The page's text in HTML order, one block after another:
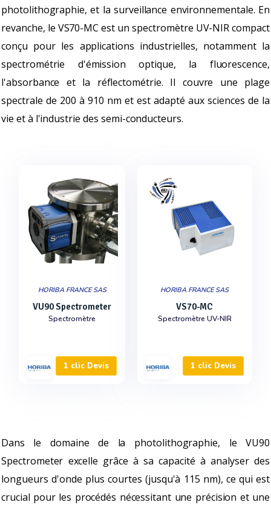
photolithographie, et la surveillance environnementale. En
revanche, le VS70-MC est un spectromètre UV-NIR compact
conçu pour les applications industrielles, notamment la
spectrométrie d'émission optique, la fluorescence,
l'absorbance et la réflectométrie. Il couvre une plage
spectrale de 200 à 910 nm et est adapté aux sciences de la
vie et à l'industrie des semi-conducteurs.
HORIBA FRANCE SAS
VU90 Spectrometer
Spectromètre
1 clic Devis
HORIBA FRANCE SAS
VS70-MC
Spectromètre UV-NIR
1 clic Devis
Dans le domaine de la photolithographie, le VU90
Spectrometer excelle grâce à sa capacité à analyser des
longueurs d'onde plus courtes (jusqu'à 115 nm), ce qui est
crucial pour les procédés nécessitant une précision et une